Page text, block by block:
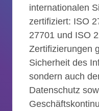
internationalen
zertifiziert: ISO
27701 und ISO
Zertifizierungen
Sicherheit des
sondern auch
Datenschutz